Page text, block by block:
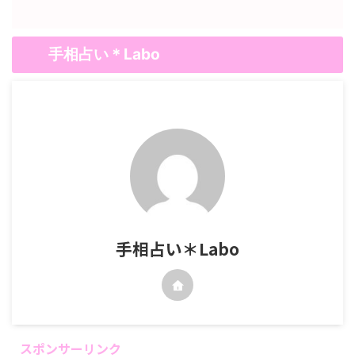
手相占い＊Labo
手相占い＊Labo
スポンサーリンク